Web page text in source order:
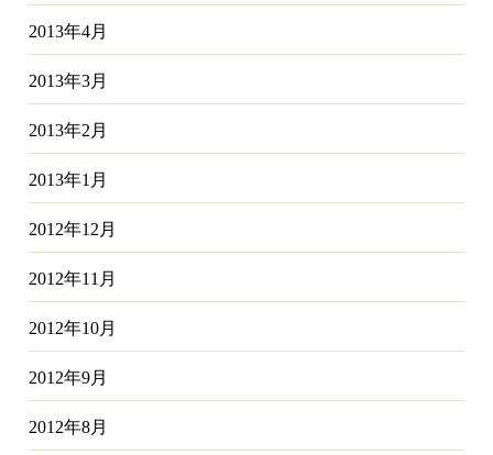
2013年4月
2013年3月
2013年2月
2013年1月
2012年12月
2012年11月
2012年10月
2012年9月
2012年8月